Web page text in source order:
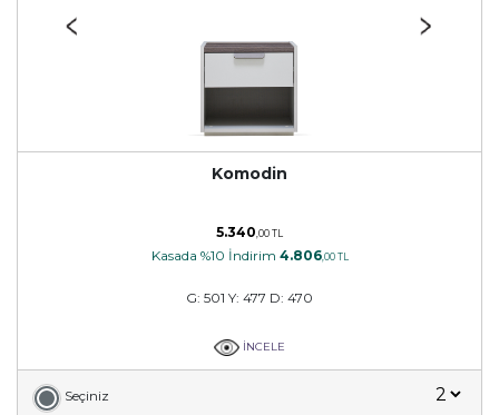
Komodin
5.340,00 TL
Kasada %10 İndirim 4.806,00 TL
G: 501 Y: 477 D: 470
İNCELE
Seçiniz